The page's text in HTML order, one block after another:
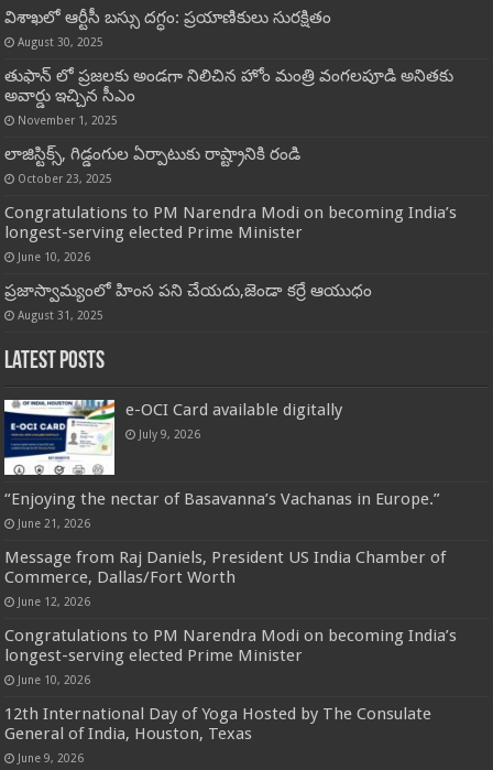
విశాఖలో ఆర్టీసీ బస్సు దగ్ధం: ప్రయాణికులు సురక్షితం
August 30, 2025
తుఫాన్ లో ప్రజలకు అండగా నిలిచిన హోం మంత్రి వంగలపూడి అనితకు
అవార్డు ఇచ్చిన సీఎం
November 1, 2025
లాజిస్టిక్స్, గిడ్డంగుల ఏర్పాటుకు రాష్ట్రానికి రండి
October 23, 2025
Congratulations to PM Narendra Modi on becoming India’s
longest-serving elected Prime Minister
June 10, 2026
ప్రజాస్వామ్యంలో హింస పని చేయదు,జెండా కర్రే ఆయుధం
August 31, 2025
Latest Posts
e-OCI Card available digitally
July 9, 2026
“Enjoying the nectar of Basavanna’s Vachanas in Europe.”
June 21, 2026
Message from Raj Daniels, President US India Chamber of
Commerce, Dallas/Fort Worth
June 12, 2026
Congratulations to PM Narendra Modi on becoming India’s
longest-serving elected Prime Minister
June 10, 2026
12th International Day of Yoga Hosted by The Consulate
General of India, Houston, Texas
June 9, 2026